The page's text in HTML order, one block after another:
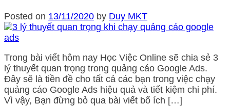
Posted on 13/11/2020 by Duy MKT
Trong bài viết hôm nay Học Việc Online sẽ chia sẻ 3
lý thuyết quan trọng trong quảng cáo Google Ads.
Đây sẽ là tiền đề cho tất cả các bạn trong việc chạy
quảng cáo Google Ads hiệu quả và tiết kiệm chi phí.
Vì vậy, Bạn đừng bỏ qua bài viết bổ ích […]